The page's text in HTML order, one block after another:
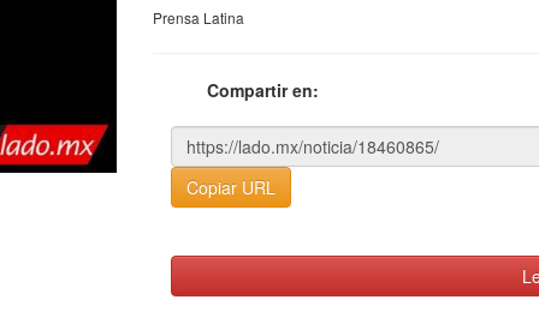
Prensa Latina
Compartir en:
Copiar URL